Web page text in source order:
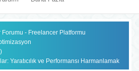
- Freelancer Platformu
Yaratıcılık ve Performansı Harmanlamak